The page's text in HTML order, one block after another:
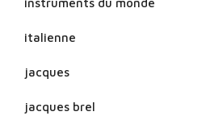
instruments du monde
italienne
jacques
jacques brel